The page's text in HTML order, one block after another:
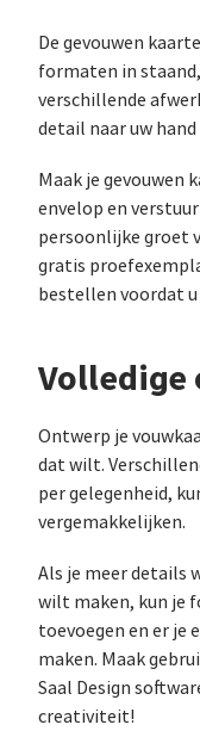
De gevouwen
formaten in
verschillende
detail naar uw
Maak je gevouwen
envelop en
persoonlijke groet
gratis
bestellen voordat
Ontwerp je
dat wilt.
per gelegenheid,
vergemakkelijken.
Als je meer details
wilt maken, kun je
toevoegen en er je
maken. Maak
Saal Design
creativiteit!